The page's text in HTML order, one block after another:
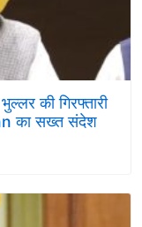
की गिरफ्तारी
का सख्त संदेश